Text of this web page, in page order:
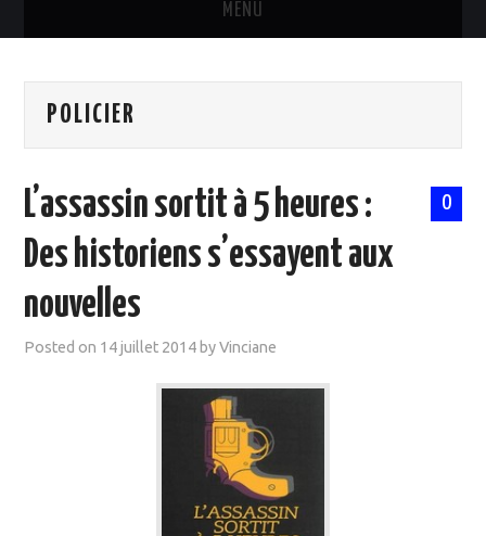
MENU
QUI SUIS-JE?
DOCUMENTS
MOOC SUIVIS
EVÉNEMENTS
POLICIER
0
L’assassin sortit à 5 heures :
Des historiens s’essayent aux
nouvelles
Posted on 14 juillet 2014 byVinciane